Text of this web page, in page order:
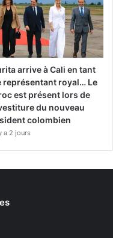
arrive à Cali en tant
représentant royal… Le
est présent lors de
du nouveau
colombien
a 2 jours